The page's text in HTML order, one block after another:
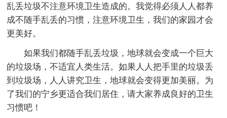
乱丢垃圾不注意环境卫生造成的。我觉得必须人人都养
成不随手乱丢的习惯，注意环境卫生，我们的家园才会
更美好。
如果我们都随手乱丢垃圾，地球就会变成一个巨大
的垃圾场，不适宜人类生活。如果人人把手里的垃圾丢
到垃圾场，人人讲究卫生，地球就会变得更加美丽。为
了我们的宁乡更适合我们居住，请大家养成良好的卫生
习惯吧！